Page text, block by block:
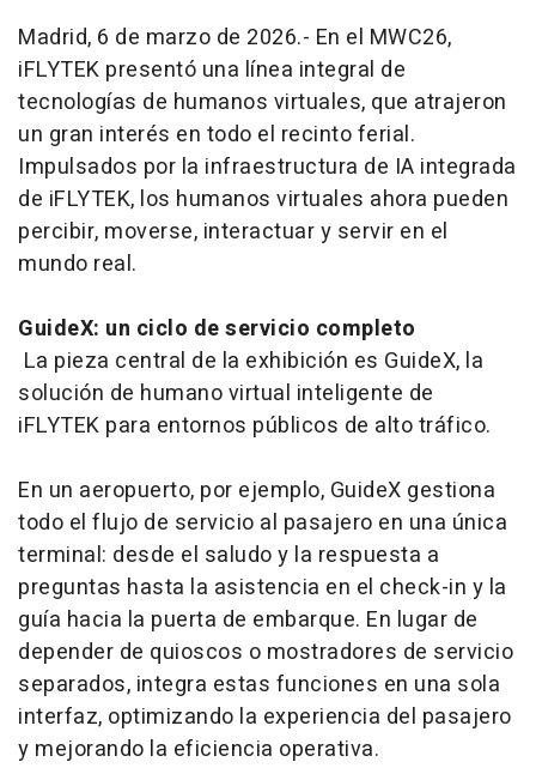
Madrid, 6 de marzo de 2026.- En el MWC26,
iFLYTEK presentó una línea integral de
tecnologías de humanos virtuales, que atrajeron
un gran interés en todo el recinto ferial.
Impulsados por la infraestructura de IA integrada
de iFLYTEK, los humanos virtuales ahora pueden
percibir, moverse, interactuar y servir en el
mundo real.
GuideX: un ciclo de servicio completo
La pieza central de la exhibición es GuideX, la
solución de humano virtual inteligente de
iFLYTEK para entornos públicos de alto tráfico.
En un aeropuerto, por ejemplo, GuideX gestiona
todo el flujo de servicio al pasajero en una única
terminal: desde el saludo y la respuesta a
preguntas hasta la asistencia en el check-in y la
guía hacia la puerta de embarque. En lugar de
depender de quioscos o mostradores de servicio
separados, integra estas funciones en una sola
interfaz, optimizando la experiencia del pasajero
y mejorando la eficiencia operativa.